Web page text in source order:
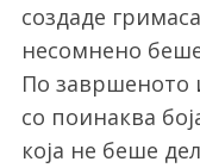
создаде
несомнено
По завршеното
со поинаква
која не беше